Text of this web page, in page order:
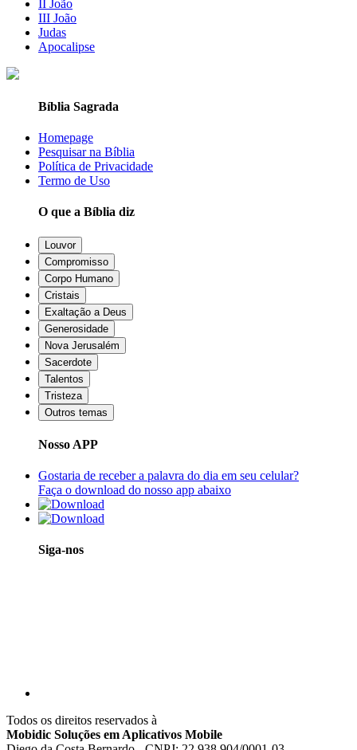
II João
III João
Judas
Apocalipse
Bíblia Sagrada
Homepage
Pesquisar na Bíblia
Política de Privacidade
Termo de Uso
O que a Bíblia diz
Louvor
Compromisso
Corpo Humano
Cristais
Exaltação a Deus
Generosidade
Nova Jerusalém
Sacerdote
Talentos
Tristeza
Outros temas
Nosso APP
Gostaria de receber a palavra do dia em seu celular?
Faça o download do nosso app abaixo
Siga-nos
Todos os direitos reservados à
Mobidic Soluções em Aplicativos Mobile